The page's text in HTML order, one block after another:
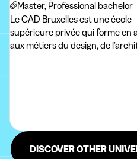
Master, Professional bachelor
Le CAD Bruxelles est une école
supérieure privée qui forme en
aux métiers du design, de
DISCOVER OTHER